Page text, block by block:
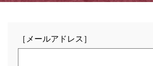
［メールアドレス］